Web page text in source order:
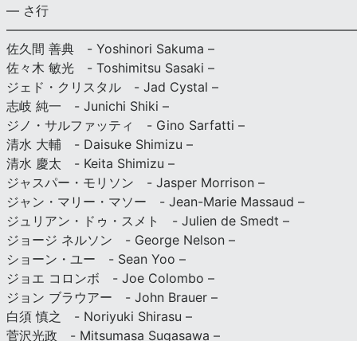
— さ行
佐久間 善典 - Yoshinori Sakuma –
佐々木 敏光 - Toshimitsu Sasaki –
ジェド・クリスタル - Jad Cystal –
志岐 純一 - Junichi Shiki –
ジノ・サルファッティ - Gino Sarfatti –
清水 大輔 - Daisuke Shimizu –
清水 慶太 - Keita Shimizu –
ジャスパー・モリソン - Jasper Morrison –
ジャン・マリー・マソー - Jean-Marie Massaud –
ジュリアン・ドゥ・スメト - Julien de Smedt –
ジョージ ネルソン - George Nelson –
ショーン・ユー - Sean Yoo –
ジョエ コロンボ - Joe Colombo –
ジョン ブラウアー - John Brauer –
白須 慎之 - Noriyuki Shirasu –
菅沢光政 - Mitsumasa Sugasawa –